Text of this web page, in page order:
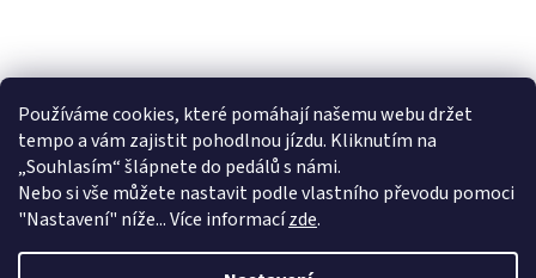
Používáme cookies, které pomáhají našemu webu držet
tempo a vám zajistit pohodlnou jízdu. Kliknutím na
„Souhlasím“ šlápnete do pedálů s námi.
Nebo si vše můžete nastavit podle vlastního převodu pomoci
"Nastavení" níže... Více informacízde.